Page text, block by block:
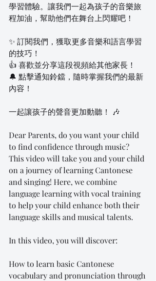
學習體驗。讓我們一起為孩子的音樂旅
程加油，幫助他們在舞台上閃耀吧！
✨ 訂閱我們，獲取更多音樂和語言學習
的技巧！
👍 喜歡並分享這段視頻給其他家長！
🔔 點擊通知鈴鐺，隨時掌握我們的最新
內容！
一起讓孩子的聲音更加動聽！ 🎶
Dear Parents, do you want your child
to find confidence through music?
This video will take you and your child
on a journey of learning Cantonese
and singing! Here, we combine
language learning with vocal training
to help your child enhance both their
language skills and musical talents.
In this video, you will discover:
How to learn basic Cantonese
vocabulary and pronunciation through